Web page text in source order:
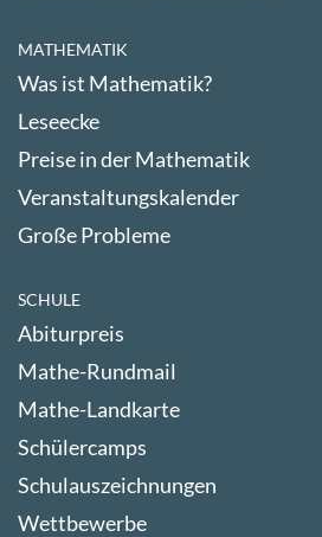
MATHEMATIK
Was ist Mathematik?
Leseecke
Preise in der Mathematik
Veranstaltungskalender
Große Probleme
SCHULE
Abiturpreis
Mathe-Rundmail
Mathe-Landkarte
Schülercamps
Schulauszeichnungen
Wettbewerbe